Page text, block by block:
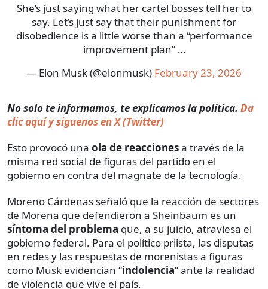
She’s just saying what her cartel bosses tell her to
say. Let’s just say that their punishment for
disobedience is a little worse than a “performance
improvement plan” …
— Elon Musk (@elonmusk) February 23, 2026
No solo te informamos, te explicamos la política. Da
clic aquí y siguenos en X (Twitter)
Esto provocó una ola de reaccionesa través de la
misma red social de figuras del partido en el
gobierno en contra del magnate de la tecnología.
Moreno Cárdenas señaló que la reacción de sectores
de Morena que defendieron a Sheinbaum es un
síntoma del problema que, a su juicio, atraviesa el
gobierno federal. Para el político priista, las disputas
en redes y las respuestas de morenistas a figuras
como Musk evidencian “indolencia” ante la realidad
de violencia que vive el país.